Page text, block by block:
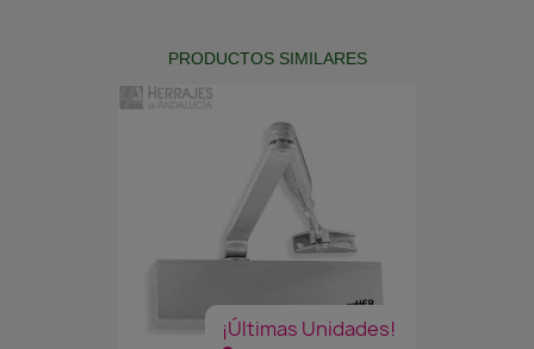
PRODUCTOS SIMILARES
¡Últimas Unidades!